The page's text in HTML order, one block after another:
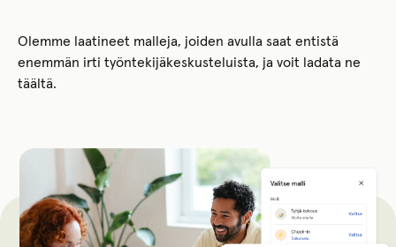
Olemme laatineet malleja, joiden avulla saat entistä
enemmän irti työntekijäkeskusteluista, ja voit ladata ne
täältä.